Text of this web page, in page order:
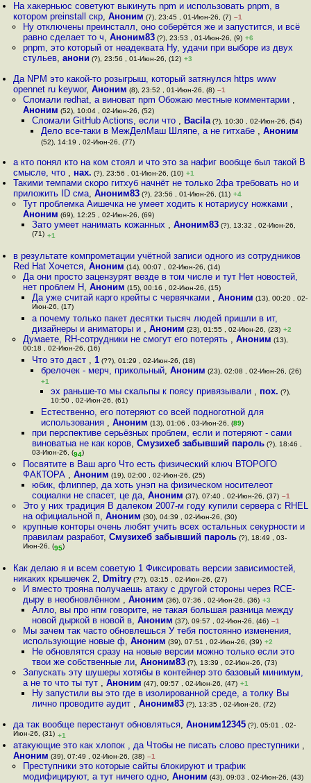
На хакерньюс советуют выкинуть npm и использовать pnpm, в
котором preinstall скр,Аноним (7), 23:45 , 01-Июн-26, (7) –1
Ну отключены преинсталл, оно соберётся же и запустится, и всё
равно сделает то ч, Аноним83(?), 23:53 , 01-Июн-26, (9) +6
pnpm, это который от неадеквата Ну, удачи при выборе из двух
стульев, анони (?), 23:56 , 01-Июн-26, (12) +3
Да NPM это какой-то розыгрыш, который затянулся https www
opennet ru keywor,Аноним (8), 23:52 , 01-Июн-26, (8) –1
Сломали redhat, а виноват npm Обожаю местные комментарии ,
Аноним (52), 10:04 , 02-Июн-26, (52)
Сломали GitHub Actions, если что , Bacila(?), 10:30 , 02-Июн-26, (54)
Дело все-таки в МежДелМаш Шляпе, а не гитхабе ,Аноним
(52), 14:19 , 02-Июн-26, (77)
а кто понял кто на ком стоял и что это за нафиг вообще был такой В
смысле, что , нах. (?), 23:56 , 01-Июн-26, (10) +1
Такими темпами скоро гитхуб начнёт не только 2фа требовать но и
приложить ID сма,Аноним83 (?), 23:56 , 01-Июн-26, (11) +4
Тут проблемка Аишечка не умеет ходить к нотариусу ножками ,
Аноним (69), 12:25 , 02-Июн-26, (69)
Зато умеет нанимать кожанных , Аноним83(?), 13:32 , 02-Июн-26,
(71) +1
в результате компрометации учётной записи одного из сотрудников
Red Hat Хочется,Аноним (14), 00:07 , 02-Июн-26, (14)
Да они просто зацензурят везде в том числе и тут Нет новостей,
нет проблем Н, Аноним (15), 00:16 , 02-Июн-26, (15)
Да уже считай карго крейты с червячками , Аноним (13), 00:20 , 02-
Июн-26, (17)
а почему только пакет десятки тысяч людей пришли в ит,
дизайнеры и аниматоры и , Аноним (23), 01:55 , 02-Июн-26, (23) +2
Думаете, RH-сотрудники не смогут его потерять , Аноним (13),
00:18 , 02-Июн-26, (16)
Что это даст , 1(??), 01:29 , 02-Июн-26, (18)
брелочек - мерч, прикольный,Аноним (23), 02:08 , 02-Июн-26, (26)
+1
эх раньше-то мы скальпы к поясу привязывали , пох. (?),
10:50 , 02-Июн-26, (61)
Естественно, его потеряют со всей подноготной для
использования ,Аноним (13), 01:06 , 03-Июн-26, (89)
при перспективе серьёзных проблем, если и потеряют - сами
виноватыа не как коров, Смузихеб забывший пароль(?), 18:46 ,
03-Июн-26, (94)
Посвятите в Ваш арго Что есть физический ключ ВТОРОГО
ФАКТОРА , Аноним (19), 02:00 , 02-Июн-26, (25)
юбик, флиппер, да хоть унэп на физическом носителеот
социалки не спасет, це да, Аноним (37), 07:40 , 02-Июн-26, (37) –1
Это у них традиция В далеком 2007-м году купили сервера с RHEL
на официальной п, Аноним (30), 04:39 , 02-Июн-26, (30)
крупные конторы очень любят учить всех остальных секурности и
правилам разработ, Смузихеб забывший пароль(?), 18:49 , 03-
Июн-26, (95)
Как делаю я и всем советую 1 Фиксировать версии зависимостей,
никаких крышечек 2, Dmitry (??), 03:15 , 02-Июн-26, (27)
И вместо трояна получаешь атаку с другой стороны через RCE-
дыру в необновлённом , Аноним (36), 07:36 , 02-Июн-26, (36) +3
Алло, вы про нпм говорите, не такая большая разница между
новой дыркой в новой в, Аноним (37), 09:57 , 02-Июн-26, (46) –1
Мы зачем так часто обновлешься У тебя постоянно изменения,
использующие новые ф, Аноним (39), 07:51 , 02-Июн-26, (39) +2
Не обновлятся сразу на новые версии можно только если это
твои же собственные ли, Аноним83(?), 13:39 , 02-Июн-26, (73)
Запускать эту шушеры хотябы в контейнер это базовый минимум,
а не то что ты тут , Аноним (47), 09:57 , 02-Июн-26, (47) +1
Ну запустили вы это где в изолированной среде, а толку Вы
лично проводите аудит , Аноним83(?), 13:35 , 02-Июн-26, (72)
да так вообще перестанут обновляться,Аноним12345 (?), 05:01 , 02-
Июн-26, (31) +1
атакующие это как хлопок , да Чтобы не писать слово преступники ,
Аноним (39), 07:49 , 02-Июн-26, (38) –1
Преступники это которые сайты блокируют и трафик
модифицируют, а тут ничего одно, Аноним (43), 09:03 , 02-Июн-26, (43)